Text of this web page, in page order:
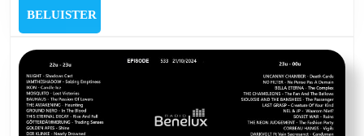
van
28
BELUISTER